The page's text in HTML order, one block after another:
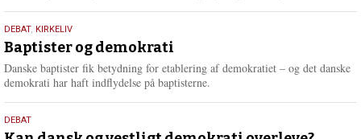
18.
maj
2026
DEBAT, KIRKELIV
Baptister og demokrati
Danske baptister fik betydning for etablering af demokratiet – og det danske
demokrati har haft indflydelse på baptisterne.
18.
DEBAT